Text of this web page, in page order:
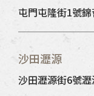
屯門屯隆街1號
沙田瀝源
沙田瀝源街6號